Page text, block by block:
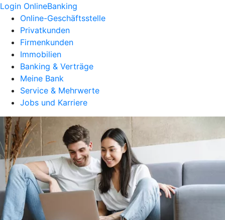
Login OnlineBanking
Online-Geschäftsstelle
Privatkunden
Firmenkunden
Immobilien
Banking & Verträge
Meine Bank
Service & Mehrwerte
Jobs und Karriere